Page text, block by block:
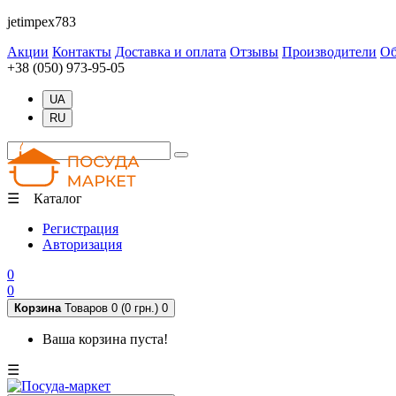
jetimpex783
Акции Контакты Доставка и оплата Отзывы Производители
+38 (050) 973-95-05
UA
RU
☰ Каталог
Регистрация
Авторизация
0
0
Корзина Товаров 0 (0 грн.) 0
Ваша корзина пуста!
☰